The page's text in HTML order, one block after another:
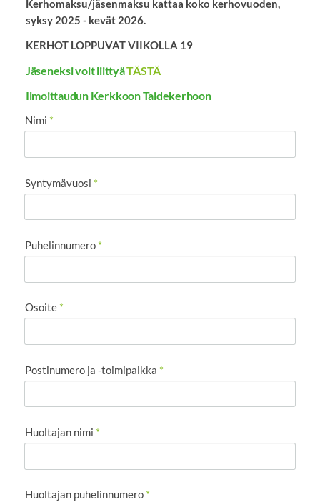
Kerhomaksu/jäsenmaksu kattaa koko kerhovuoden,
syksy 2025 - kevät 2026.
KERHOT LOPPUVAT VIIKOLLA 19
Jäseneksi voit liittyäTÄSTÄ
Ilmoittaudun Kerkkoon Taidekerhoon
Nimi *
Syntymävuosi *
Puhelinnumero *
Osoite *
Postinumero ja -toimipaikka *
Huoltajan nimi *
Huoltajan puhelinnumero *